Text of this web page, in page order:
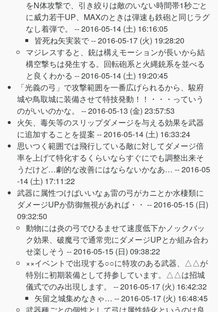
をN体攻撃で、引き絞りは敵のいない時間帯1秒ごと
に威力若干UP、MAXのときは弾速も鉄砲と同じラグ
なし着弾で。 --2016-05-14 (土) 16:16:05
皆死ね矢実装で --2016-05-17 (火) 19:28:20
マジレスすると、銃は構えモーションが長いから結
構空撃ちは発生する。回転砲系と火縄銃系を並べる
と良くわかる --2016-05-14 (土) 19:20:45
「光義の弓」で攻撃範囲を一番広げられるから、駿府
城や鳥取城に装備させて特技発動！！・・・っていう
のがいいのかな。 --2016-05-13 (金) 23:57:53
火矢、毒矢等のスリップダメージを与える効果を武器
に追加することを提案 --2016-05-14 (土) 16:33:24
思いつく範囲では飛行している敵に対してダメージ倍
率を上げて特化するくらいならすぐにでも調整出来そ
うだけど…劇的な改善にはならないかなあ… --2016-05
-14 (土) 17:11:22
武器に属性つけばいいなぁ雷の弓がカニとか水棲類に
ダメージUPか防御無視があれば・・ --2016-05-15 (日)
09:32:50
動物には炎の弓でひるませて速度低下かノックバッ
ク効果、破魔弓で通常兜にダメージUPとか組み合わ
せ楽しそう --2016-05-15 (日) 09:38:22
××イベントで出現する○○に特攻のある武器、△△が
特別に初期装備として持参しています。△△は招城
儀式でのみ出現します。 --2016-05-17 (火) 16:42:32
矢留之城集めなきゃ… --2016-05-17 (火) 16:48:45